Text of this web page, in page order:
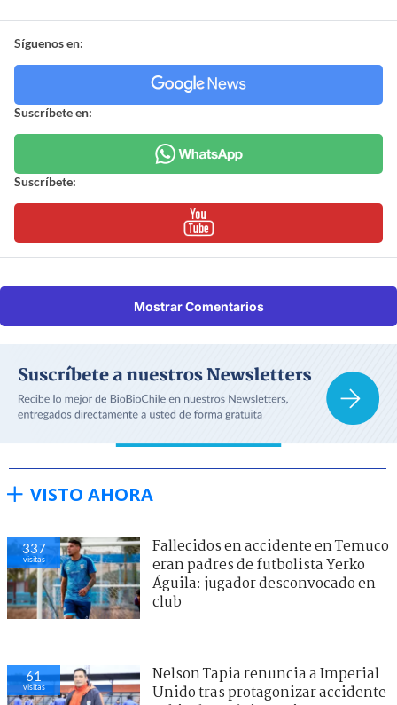
Síguenos en:
Suscríbete en:
Suscríbete:
Mostrar Comentarios
VISTO AHORA
337
visitas
Fallecidos en accidente en Temuco
eran padres de futbolista Yerko
Águila: jugador desconvocado en
club
61
visitas
Nelson Tapia renuncia a Imperial
Unido tras protagonizar accidente